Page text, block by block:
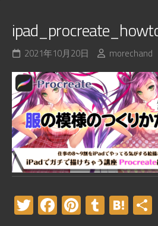
2021年10月20日 morechand
Twitter
Facebook
Pinterest
Tumblr